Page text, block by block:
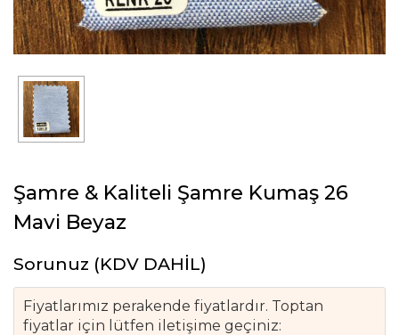
Şamre & Kaliteli Şamre Kumaş 26
Mavi Beyaz
Sorunuz (KDV DAHİL)
Fiyatlarımız perakende fiyatlardır. Toptan
fiyatlar için lütfen iletişime geçiniz: